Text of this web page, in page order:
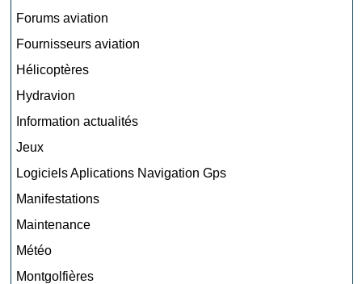
Forums aviation
Fournisseurs aviation
Hélicoptères
Hydravion
Information actualités
Jeux
Logiciels Aplications Navigation Gps
Manifestations
Maintenance
Météo
Montgolfières